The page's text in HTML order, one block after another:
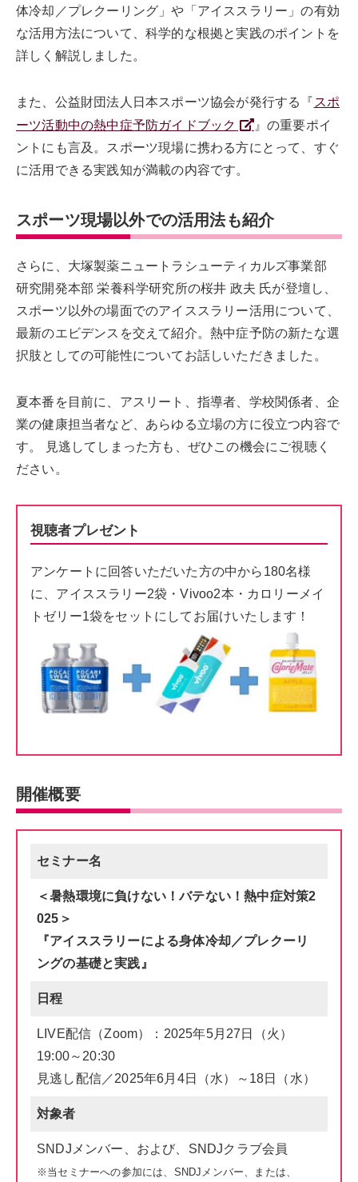
体冷却／プレクーリング」や「アイススラリー」の有効
な活用方法について、科学的な根拠と実践のポイントを
詳しく解説しました。
また、公益財団法人日本スポーツ協会が発行する『 スポ
ーツ活動中の熱中症予防ガイドブック
』の重要ポイ
ントにも言及。スポーツ現場に携わる方にとって、すぐ
に活用できる実践知が満載の内容です。
スポーツ現場以外での活用法も紹介
さらに、大塚製薬ニュートラシューティカルズ事業部
研究開発本部 栄養科学研究所の桜井 政夫 氏が登壇し、
スポーツ以外の場面でのアイススラリー活用について、
最新のエビデンスを交えて紹介。熱中症予防の新たな選
択肢としての可能性についてお話しいただきました。
夏本番を目前に、アスリート、指導者、学校関係者、企
業の健康担当者など、あらゆる立場の方に役立つ内容で
す。 見逃してしまった方も、ぜひこの機会にご視聴く
ださい。
視聴者プレゼント
アンケートに回答いただいた方の中から180名様
に、アイススラリー2袋・Vivoo2本・カロリーメイ
トゼリー1袋をセットにしてお届けいたします！
開催概要
セミナー名
＜暑熱​環境に負けない！バテない！熱中症対策2
025＞
『アイススラリーによる身体冷却／プレクーリ
ングの基礎と実践』
日程
LIVE配信（Zoom）：2025年5月27日（火）
19:00～20:30
見逃し配信／2025年6月4日（水）～18日（水）
対象者
SNDJメンバー、および、SNDJクラブ会員
※当セミナーへの参加には、SNDJメンバー、または、